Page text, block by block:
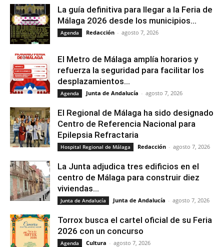
La guía definitiva para llegar a la Feria de
Málaga 2026 desde los municipios...
Agenda Redacción - agosto 7, 2026
El Metro de Málaga amplía horarios y
refuerza la seguridad para facilitar los
desplazamientos...
Agenda Junta de Andalucía - agosto 7, 2026
El Regional de Málaga ha sido designado
Centro de Referencia Nacional para
Epilepsia Refractaria
Hospital Regional de Málaga Redacción - agosto 7, 2026
La Junta adjudica tres edificios en el
centro de Málaga para construir diez
viviendas...
Junta de Andalucía Junta de Andalucía - agosto 7, 2026
Torrox busca el cartel oficial de su Feria
2026 con un concurso
Agenda Cultura - agosto 7, 2026